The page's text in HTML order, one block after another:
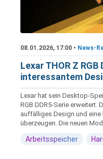
08.01.2026, 17:00 • News-
Lexar THOR Z RGB
interessantem
Lexar hat sein Desktop-
RGB DDR5-Serie erweitert.
auffälliges Design und
überzeugen. Die neuen
Arbeitsspeicher